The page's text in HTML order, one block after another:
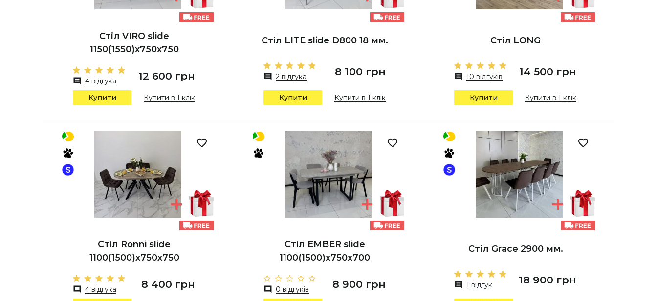
Стіл VIRO slide
1150(1550)х750х750
4 відгука 12 600 грн
Купити Купити в 1 клік
Стіл LITE slide D800 18 мм.
2 відгука 8 100 грн
Купити Купити в 1 клік
Стіл LONG
10 відгуків 14 500 грн
Купити Купити в 1 клік
Стіл Ronni slide
1100(1500)x750x750
4 відгука 8 400 грн
Стіл EMBER slide
1100(1500)х750х700
0 відгуків 8 900 грн
Стіл Grace 2900 мм.
1 відгук 18 900 грн